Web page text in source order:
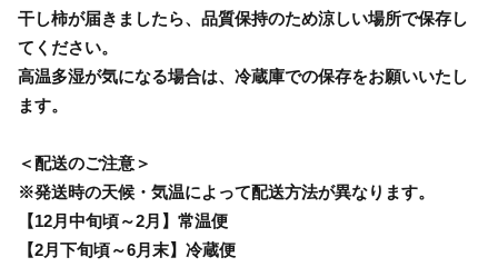
干し柿が届きましたら、品質保持のため涼しい場所で保存し
てください。
高温多湿が気になる場合は、冷蔵庫での保存をお願いいたし
ます。
＜配送のご注意＞
※発送時の天候・気温によって配送方法が異なります。
【12月中旬頃～2月】常温便
【2月下旬頃～6月末】冷蔵便